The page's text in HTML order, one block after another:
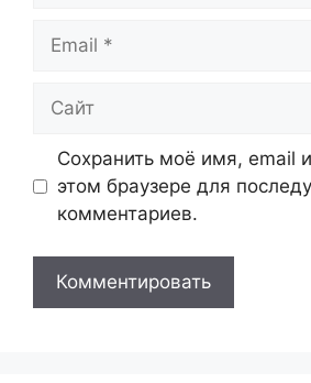
Email
Сайт
Сохранить моё имя, email
этом браузере для
комментариев.